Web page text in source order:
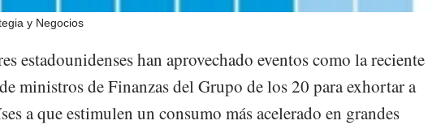
y Negocios
estadounidenses han aprovechado eventos como la reciente
ministros de Finanzas del Grupo de los 20 para exhortar a
a que estimulen un consumo más acelerado en grandes